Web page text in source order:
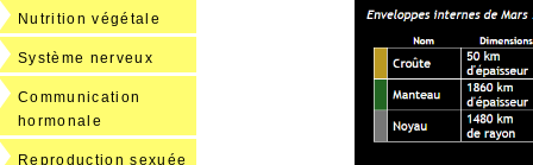
Nutrition végétale
Système nerveux
Communication
hormonale
Reproduction sexuée